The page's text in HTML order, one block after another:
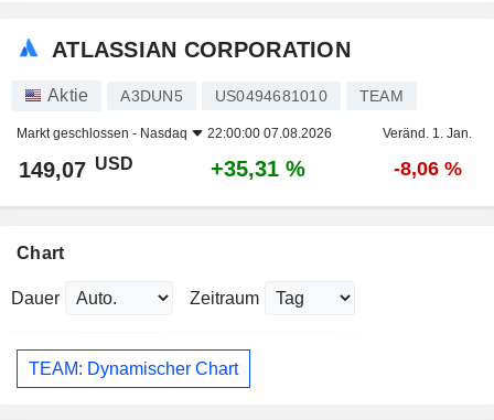
ATLASSIAN CORPORATION
Aktie A3DUN5 US0494681010 TEAM
Markt geschlossen - Nasdaq 22:00:00 07.08.2026 Veränd. 1. Jan.
149,07 USD +35,31 % -8,06 %
Chart
Dauer Zeitraum
TEAM: Dynamischer Chart